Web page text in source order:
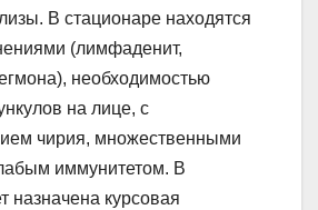
В стационаре находятся
(лимфаденит,
необходимостью
на лице, с
чирия, множественными
иммунитетом. В
назначена курсовая